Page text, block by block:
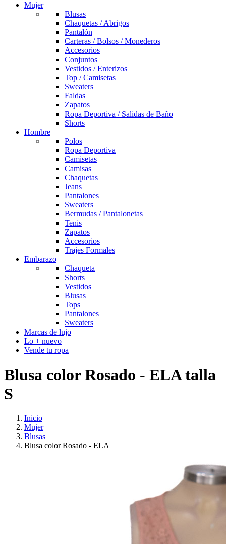
Mujer
Blusas
Chaquetas / Abrigos
Pantalón
Carteras / Bolsos / Monederos
Accesorios
Conjuntos
Vestidos / Enterizos
Top / Camisetas
Sweaters
Faldas
Zapatos
Ropa Deportiva / Salidas de Baño
Shorts
Hombre
Polos
Ropa Deportiva
Camisetas
Camisas
Chaquetas
Jeans
Pantalones
Sweaters
Bermudas / Pantalonetas
Tenis
Zapatos
Accesorios
Trajes Formales
Embarazo
Chaqueta
Shorts
Vestidos
Blusas
Tops
Pantalones
Sweaters
Marcas de lujo
Lo + nuevo
Vende tu ropa
Blusa color Rosado - ELA talla
S
Inicio
Mujer
Blusas
Blusa color Rosado - ELA